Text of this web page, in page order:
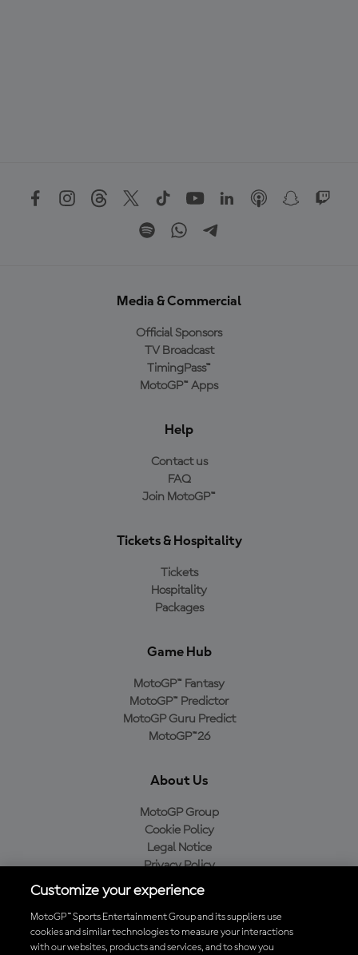
Media & Commercial
Official Sponsors
TV Broadcast
TimingPass™
MotoGP™ Apps
Help
Contact us
FAQ
Join MotoGP™
Tickets & Hospitality
Tickets
Hospitality
Packages
Game Hub
MotoGP™ Fantasy
MotoGP™ Predictor
MotoGP Guru Predict
MotoGP™26
About Us
MotoGP Group
Cookie Policy
Legal Notice
Privacy Policy
Purchase Policy
Baixe o aplicativo oficial da MotoGP™
Customize your experience
MotoGP™ Sports Entertainment Group and its suppliers use
cookies and similar technologies to measure your interactions
with our websites, products and services, and to show you